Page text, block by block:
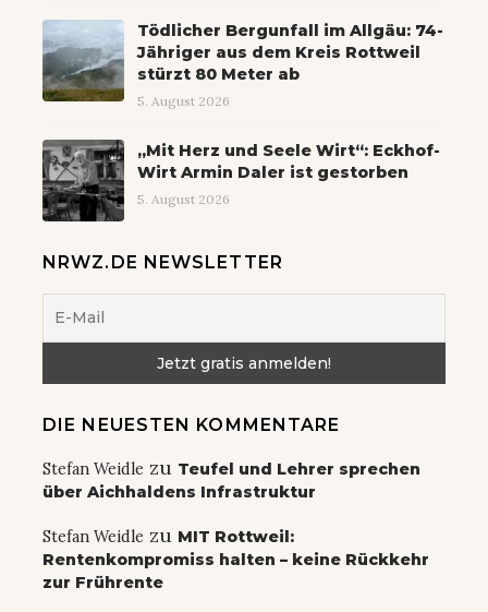
Tödlicher Bergunfall im Allgäu: 74-
Jähriger aus dem Kreis Rottweil
stürzt 80 Meter ab
5. August 2026
„Mit Herz und Seele Wirt“: Eckhof-
Wirt Armin Daler ist gestorben
5. August 2026
NRWZ.DE NEWSLETTER
DIE NEUESTEN KOMMENTARE
Stefan Weidle zu Teufel und Lehrer sprechen
über Aichhaldens Infrastruktur
Stefan Weidle zu MIT Rottweil:
Rentenkompromiss halten – keine Rückkehr
zur Frührente